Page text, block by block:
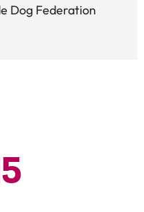
Dog Federation